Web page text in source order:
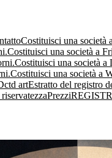
Costituisci una società
Costituisci una società a
Costituisci una società
Costituisci una società a
ctd artEstratto del registro
Prezzi